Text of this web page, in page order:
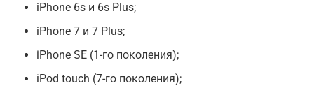
iPhone 6s и 6s Plus;
iPhone 7 и 7 Plus;
iPhone SE (1-го поколения);
iPod touch (7-го поколения);